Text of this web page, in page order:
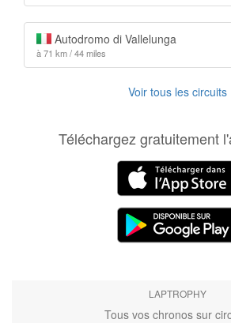
Autodromo di Vallelunga
à 71 km / 44 miles
Voir tous les circuits
Téléchargez gratuitement
LAPTROPHY
Tous vos chronos sur